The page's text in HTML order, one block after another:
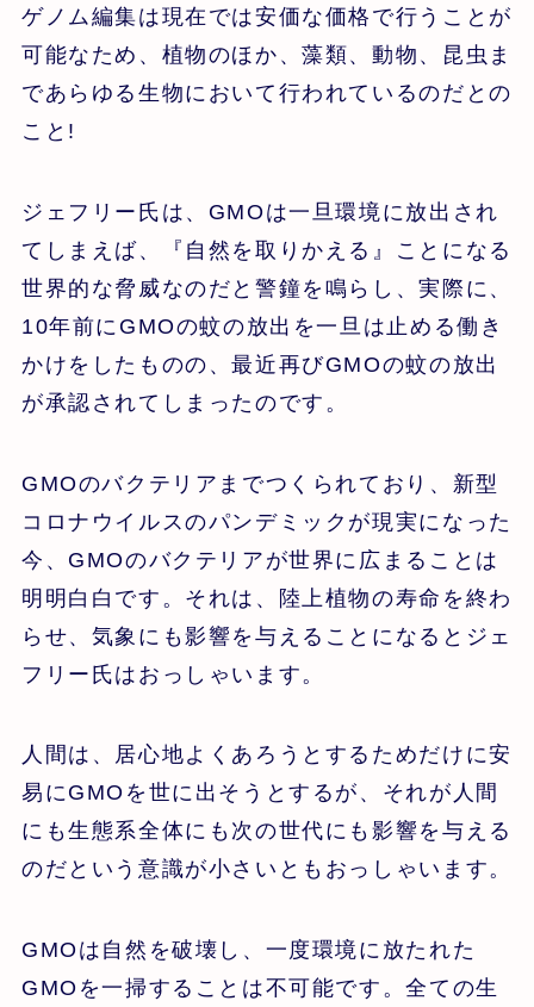
ゲノム編集は現在では安価な価格で行うことが
可能なため、植物のほか、藻類、動物、昆虫ま
であらゆる生物において行われているのだとの
こと!
ジェフリー氏は、GMOは一旦環境に放出され
てしまえば、『自然を取りかえる』ことになる
世界的な脅威なのだと警鐘を鳴らし、実際に、
10年前にGMOの蚊の放出を一旦は止める働き
かけをしたものの、最近再びGMOの蚊の放出
が承認されてしまったのです。
GMOのバクテリアまでつくられており、新型
コロナウイルスのパンデミックが現実になった
今、GMOのバクテリアが世界に広まることは
明明白白です。それは、陸上植物の寿命を終わ
らせ、気象にも影響を与えることになるとジェ
フリー氏はおっしゃいます。
人間は、居心地よくあろうとするためだけに安
易にGMOを世に出そうとするが、それが人間
にも生態系全体にも次の世代にも影響を与える
のだという意識が小さいともおっしゃいます。
GMOは自然を破壊し、一度環境に放たれた
GMOを一掃することは不可能です。全ての生